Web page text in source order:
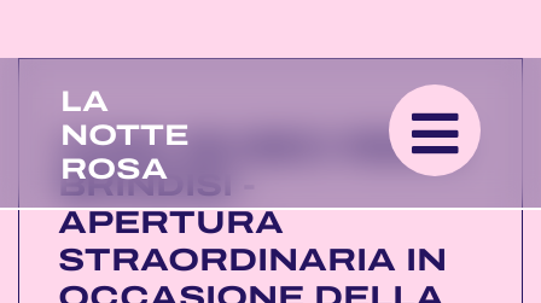
LA
NOTTE
ROSA
CASA MUSEO REMO
BRINDISI -
APERTURA
STRAORDINARIA IN